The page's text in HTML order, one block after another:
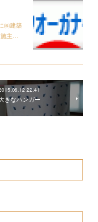
㈱建築
施主…
22:41
きなハンガー